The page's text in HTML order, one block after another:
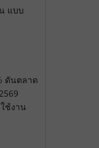
แบบ
ดันตลาด
ช้งาน